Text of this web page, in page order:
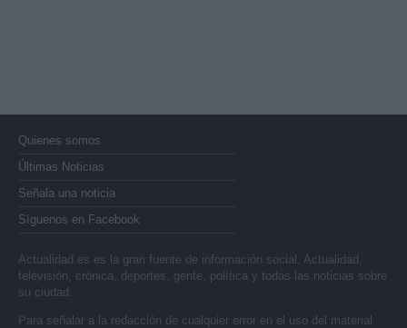
Quienes somos
Últimas Noticias
Señala una noticia
Síguenos en Facebook
Actualidad.es es la gran fuente de información social. Actualidad,
televisión, crónica, deportes, gente, política y todas las noticias sobre
su ciudad.
Para señalar a la redacción de cualquier error en el uso del material